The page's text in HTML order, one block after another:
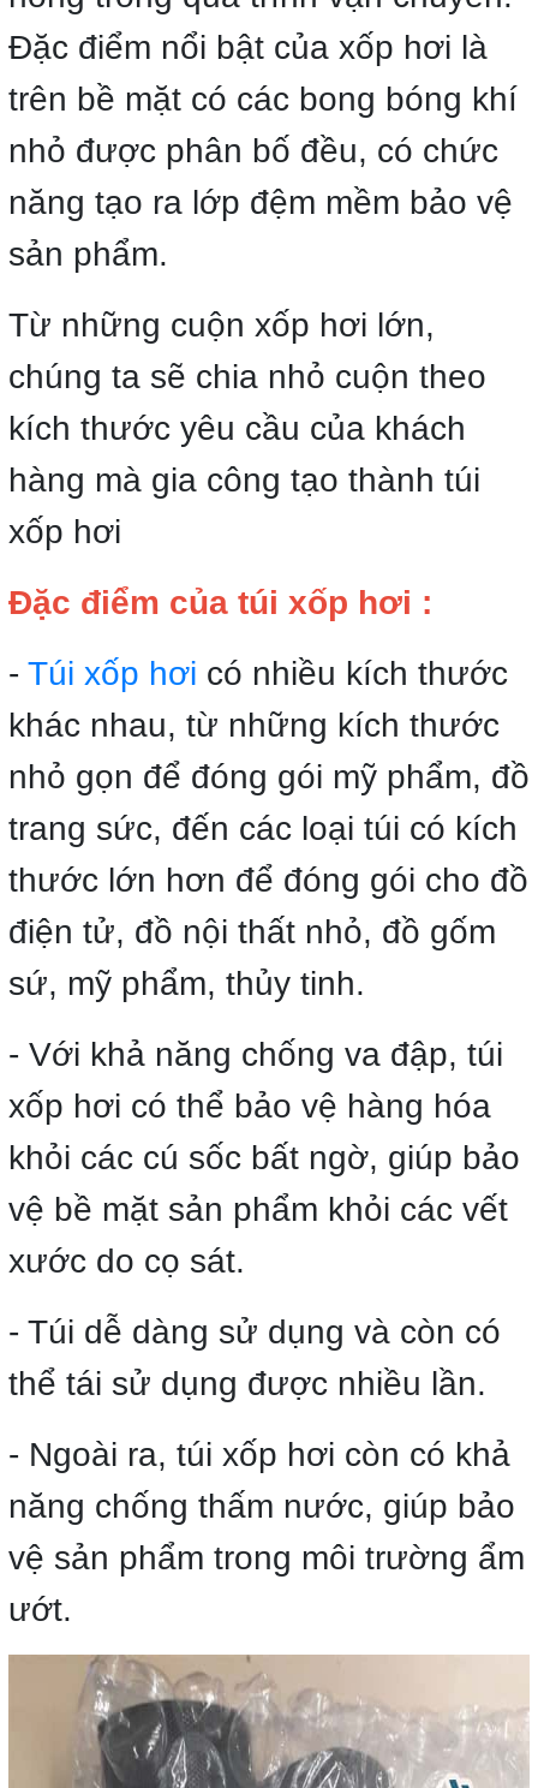
Đặc điểm nổi bật của xốp hơi là
trên bề mặt có các bong bóng khí
nhỏ được phân bố đều, có chức
năng tạo ra lớp đệm mềm bảo vệ
sản phẩm.
Từ những cuộn xốp hơi lớn,
chúng ta sẽ chia nhỏ cuộn theo
kích thước yêu cầu của khách
hàng mà gia công tạo thành túi
xốp hơi
Đặc điểm của túi xốp hơi :
- Túi xốp hơi có nhiều kích thước
khác nhau, từ những kích thước
nhỏ gọn để đóng gói mỹ phẩm, đồ
trang sức, đến các loại túi có kích
thước lớn hơn để đóng gói cho đồ
điện tử, đồ nội thất nhỏ, đồ gốm
sứ, mỹ phẩm, thủy tinh.
- Với khả năng chống va đập, túi
xốp hơi có thể bảo vệ hàng hóa
khỏi các cú sốc bất ngờ, giúp bảo
vệ bề mặt sản phẩm khỏi các vết
xước do cọ sát.
- Túi dễ dàng sử dụng và còn có
thể tái sử dụng được nhiều lần.
- Ngoài ra, túi xốp hơi còn có khả
năng chống thấm nước, giúp bảo
vệ sản phẩm trong môi trường ẩm
ướt.